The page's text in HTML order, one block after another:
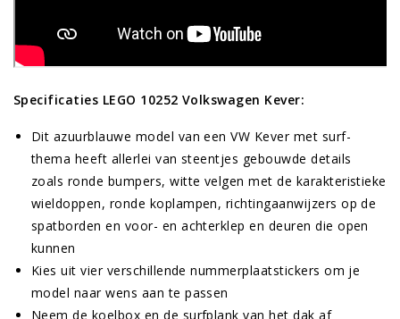
Specificaties LEGO 10252 Volkswagen Kever:
Dit azuurblauwe model van een VW Kever met surf-
thema heeft allerlei van steentjes gebouwde details
zoals ronde bumpers, witte velgen met de karakteristieke
wieldoppen, ronde koplampen, richtingaanwijzers op de
spatborden en voor- en achterklep en deuren die open
kunnen
Kies uit vier verschillende nummerplaatstickers om je
model naar wens aan te passen
Neem de koelbox en de surfplank van het dak af